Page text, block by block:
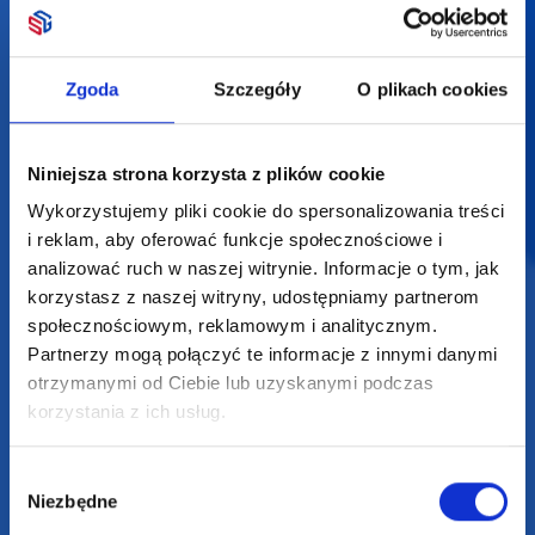
Zgoda Szczegóły O plikach cookies
Niniejsza strona korzysta z plików cookie
Wykorzystujemy pliki cookie do spersonalizowania treści
i reklam, aby oferować funkcje społecznościowe i
analizować ruch w naszej witrynie. Informacje o tym, jak
korzystasz z naszej witryny, udostępniamy partnerom
społecznościowym, reklamowym i analitycznym.
Partnerzy mogą połączyć te informacje z innymi danymi
otrzymanymi od Ciebie lub uzyskanymi podczas
korzystania z ich usług.
zgody
Niezbędne
Darmowa wizualizacja
Szeroka oferta produktów
SUPERGADŻET.com
JAKUB LIEBELT
Osiecza Pierwsza 29
NIP: 6652893990